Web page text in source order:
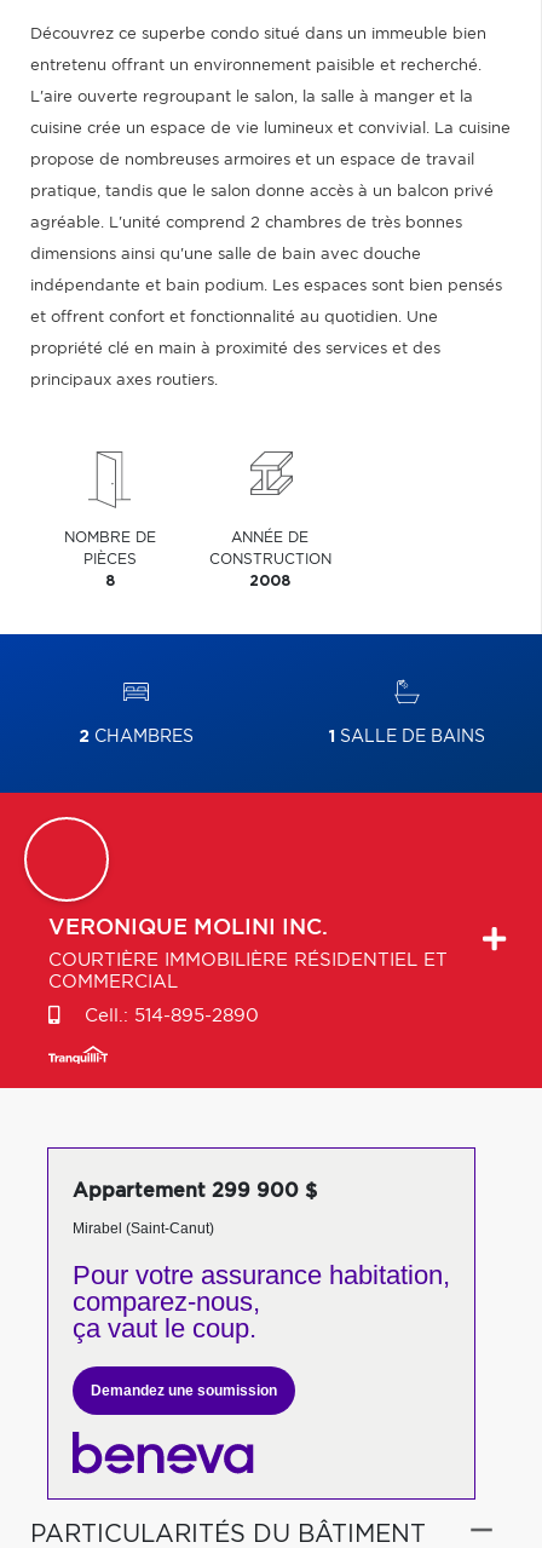
Découvrez ce superbe condo situé dans un immeuble bien
entretenu offrant un environnement paisible et recherché.
L'aire ouverte regroupant le salon, la salle à manger et la
cuisine crée un espace de vie lumineux et convivial. La cuisine
propose de nombreuses armoires et un espace de travail
pratique, tandis que le salon donne accès à un balcon privé
agréable. L'unité comprend 2 chambres de très bonnes
dimensions ainsi qu'une salle de bain avec douche
indépendante et bain podium. Les espaces sont bien pensés
et offrent confort et fonctionnalité au quotidien. Une
propriété clé en main à proximité des services et des
principaux axes routiers.
NOMBRE DE
PIÈCES
8
ANNÉE DE
CONSTRUCTION
2008
2CHAMBRES 1 SALLE DE BAINS
VERONIQUE MOLINI INC.
COURTIÈRE IMMOBILIÈRE RÉSIDENTIEL ET
COMMERCIAL
Cell.: 514-895-2890
Appartement 299 900 $
Mirabel (Saint-Canut)
Pour votreassurance habitation,
comparez-nous,
ça vaut le coup.
Demandez une soumission
PARTICULARITÉS DU BÂTIMENT